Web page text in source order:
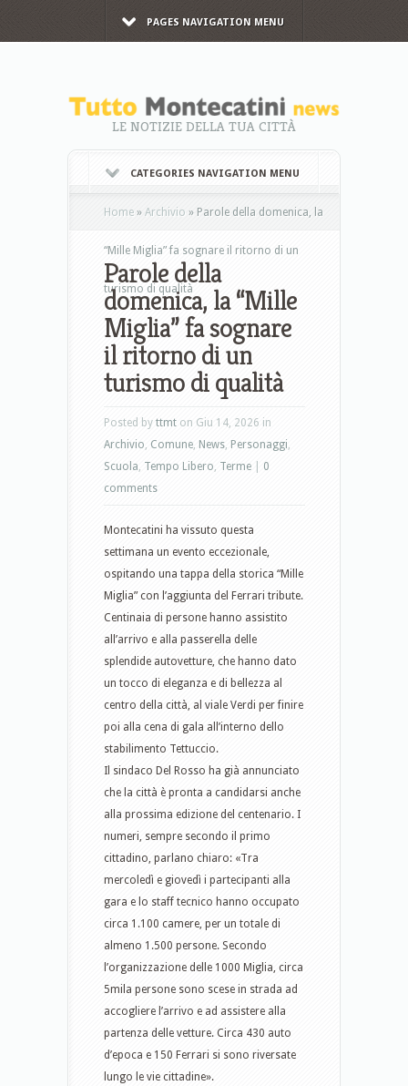
PAGES NAVIGATION MENU
LE NOTIZIE DELLA TUA CITTÀ
CATEGORIES NAVIGATION MENU
Home » Archivio » Parole della domenica, la
“Mille Miglia” fa sognare il ritorno di un
turismo di qualità
Parole della
domenica, la “Mille
Miglia” fa sognare
il ritorno di un
turismo di qualità
Posted by ttmt on Giu 14, 2026 in
Archivio, Comune, News, Personaggi,
Scuola, Tempo Libero, Terme
0
comments
Montecatini ha vissuto questa
settimana un evento eccezionale,
ospitando una tappa della storica “Mille
Miglia” con l’aggiunta del Ferrari tribute.
Centinaia di persone hanno assistito
all’arrivo e alla passerella delle
splendide autovetture, che hanno dato
un tocco di eleganza e di bellezza al
centro della città, al viale Verdi per finire
poi alla cena di gala all’interno dello
stabilimento Tettuccio.
Il sindaco Del Rosso ha già annunciato
che la città è pronta a candidarsi anche
alla prossima edizione del centenario. I
numeri, sempre secondo il primo
cittadino, parlano chiaro: «Tra
mercoledì e giovedì i partecipanti alla
gara e lo staff tecnico hanno occupato
circa 1.100 camere, per un totale di
almeno 1.500 persone. Secondo
l’organizzazione delle 1000 Miglia, circa
5mila persone sono scese in strada ad
accogliere l’arrivo e ad assistere alla
partenza delle vetture. Circa 430 auto
d’epoca e 150 Ferrari si sono riversate
lungo le vie cittadine».